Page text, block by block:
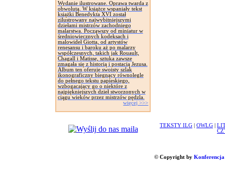
Wydanie ilustrowane. Oprawa twarda z
obwolutą. W książce wspaniały tekst
książki Benedykta XVI został
zilustrowany najwybitniejszymi
dziełami mistrzów zachodniego
malarstwa. Począwszy od miniatur w
średniowiecznych kodeksach i
malowideł Giotta, od artystów
renesansu i baroku aż po malarzy
współczesnych, takich jak Rouault,
Chagall i Matisse, sztuka zawsze
zmagała się z historią i postacią Jezusa.
Album ten oferuje swoisty szlak
ikonograficzny biegnący równolegle
do pełnego tekstu papieskiego,
wzbogacający go o niektóre z
najpiękniejszych dzieł stworzonych w
ciągu wieków przez mistrzów pędzla.
więcej >>>
TEKSTY ILG OWLG
© Copyright by Konferencja